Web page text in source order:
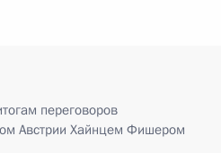
переговоров
Австрии Хайнцем Фишером